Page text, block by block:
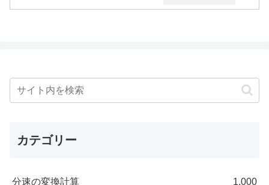
カテゴリー
分速の変換計算 1,000